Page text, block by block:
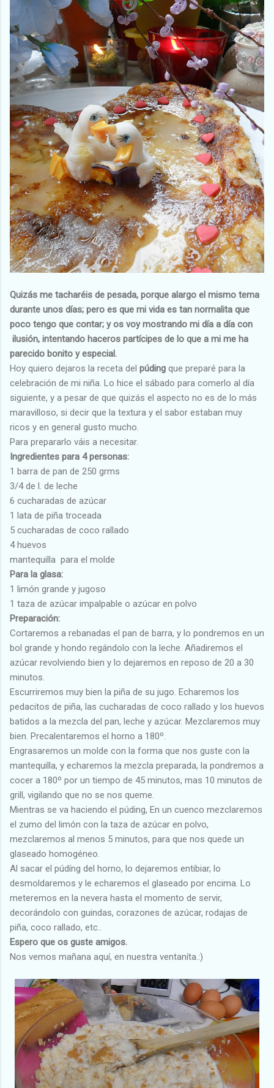
Quizás me tacharéis de pesada, porque alargo el mismo tema
durante unos días; pero es que mi vida es tan normalita que
poco tengo que contar; y os voy mostrando mi día a día con
ilusión, intentando haceros partícipes de lo que a mi me ha
parecido bonito y especial.
Hoy quiero dejaros la receta del púding que preparé para la
celebración de mi niña. Lo hice el sábado para comerlo al día
siguiente, y a pesar de que quizás el aspecto no es de lo más
maravilloso, si decir que la textura y el sabor estaban muy
ricos y en general gusto mucho.
Para prepararlo váis a necesitar.
Ingredientes para 4 personas:
1 barra de pan de 250 grms
3/4 de l. de leche
6 cucharadas de azúcar
1 lata de piña troceada
5 cucharadas de coco rallado
4 huevos
mantequilla para el molde
Para la glasa:
1 limón grande y jugoso
1 taza de azúcar impalpable o azúcar en polvo
Preparación:
Cortaremos a rebanadas el pan de barra, y lo pondremos en un
bol grande y hondo regándolo con la leche. Añadiremos el
azúcar revolviendo bien y lo dejaremos en reposo de 20 a 30
minutos.
Escurriremos muy bien la piña de su jugo. Echaremos los
pedacitos de piña, las cucharadas de coco rallado y los huevos
batidos a la mezcla del pan, leche y azúcar. Mezclaremos muy
bien. Precalentaremos el horno a 180º.
Engrasaremos un molde con la forma que nos guste con la
mantequilla, y echaremos la mezcla preparada, la pondremos a
cocer a 180º por un tiempo de 45 minutos, mas 10 minutos de
grill, vigilando que no se nos queme.
Mientras se va haciendo el púding, En un cuenco mezclaremos
el zumo del limón con la taza de azúcar en polvo,
mezclaremos al menos 5 minutos, para que nos quede un
glaseado homogéneo.
Al sacar el púdíng del horno, lo dejaremos entibiar, lo
desmoldaremos y le echaremos el glaseado por encima. Lo
meteremos en la nevera hasta el momento de servir,
decorándolo con guindas, corazones de azúcar, rodajas de
piña, coco rallado, etc..
Espero que os guste amigos.
Nos vemos mañana aquí, en nuestra ventaníta.:)